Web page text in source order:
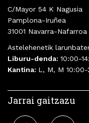
C/Mayor 54 K Nagusia
Pamplona-Iruñea
31001 Navarra-Nafarroa
Astelehenetik
Liburu-denda: 10:00-
Kantina: L, M, M
Jarrai gaitzazu